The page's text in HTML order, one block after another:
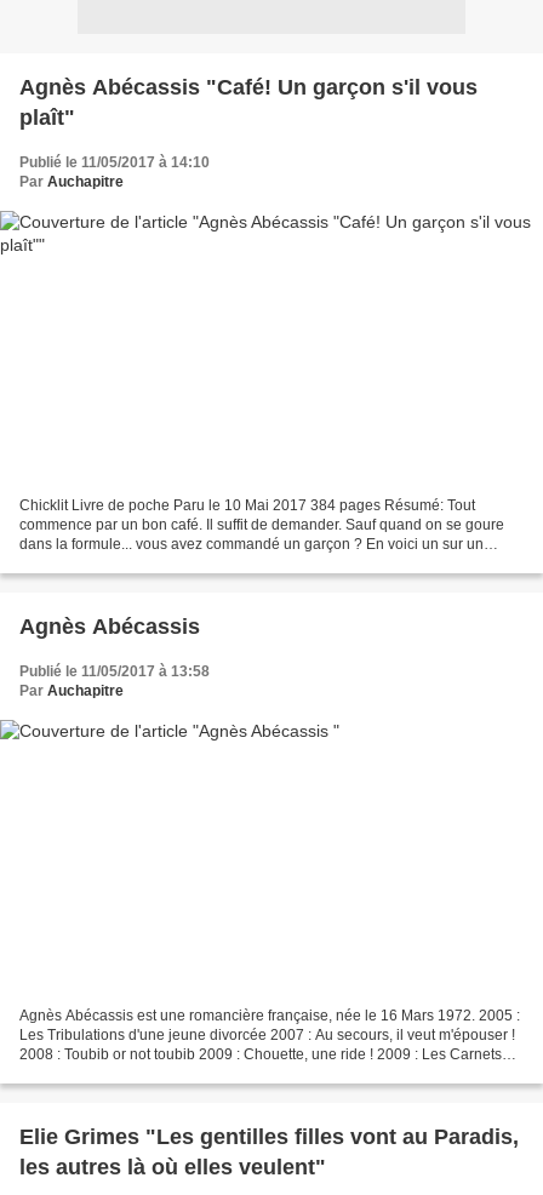
Agnès Abécassis "Café! Un garçon s'il vous
plaît"
Publié le 11/05/2017 à 14:10
Par Auchapitre
Chicklit Livre de poche Paru le 10 Mai 2017 384 pages Résumé: Tout
commence par un bon café. Il suffit de demander. Sauf quand on se goure
dans la formule... vous avez commandé un garçon ? En voici un sur un
Agnès Abécassis
Publié le 11/05/2017 à 13:58
Par Auchapitre
Agnès Abécassis est une romancière française, née le 16 Mars 1972. 2005 :
Les Tribulations d'une jeune divorcée 2007 : Au secours, il veut m'épouser !
2008 : Toubib or not toubib 2009 : Chouette, une ride ! 2009 : Les Carnets
Elie Grimes "Les gentilles filles vont au Paradis,
les autres là où elles veulent"